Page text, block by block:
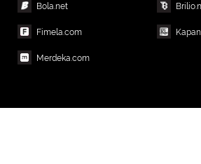
Bola.net
Fimela.com
Merdeka.com